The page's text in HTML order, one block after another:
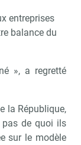
entreprises
balance du
», a regretté
la République,
pas de quoi ils
sur le modèle